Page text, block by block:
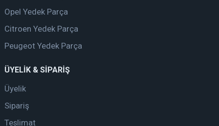
Opel Yedek Parça
Citroen Yedek Parça
Peugeot Yedek Parça
ÜYELİK & SİPARİŞ
Üyelik
Sipariş
Teslimat